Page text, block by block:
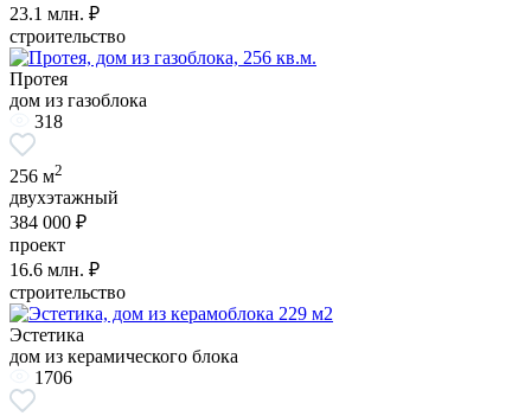
23.1 млн. ₽
строительство
Протея
дом из газоблока
318
256 м2
двухэтажный
384 000 ₽
проект
16.6 млн. ₽
строительство
Эстетика
дом из керамического блока
1706